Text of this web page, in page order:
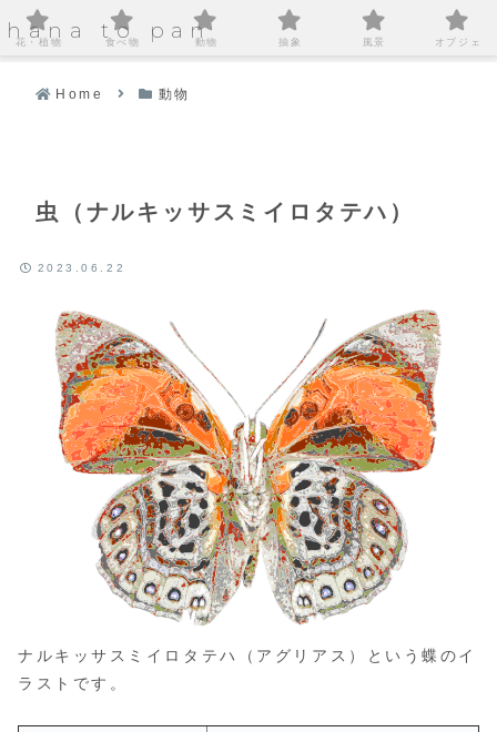
hana to pan
Home 動物
虫（ナルキッサスミイロタテハ）
2023.06.22
ナルキッサスミイロタテハ（アグリアス）という蝶のイ
ラストです。
花・植物 食べ物 動物 抽象 風景 オブジェ